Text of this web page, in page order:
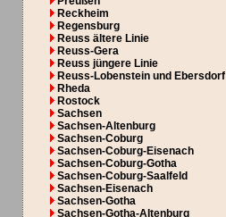
Reckheim
Regensburg
Reuss ältere Linie
Reuss-Gera
Reuss jüngere Linie
Reuss-Lobenstein und Ebersdorf
Rheda
Rostock
Sachsen
Sachsen-Altenburg
Sachsen-Coburg
Sachsen-Coburg-Eisenach
Sachsen-Coburg-Gotha
Sachsen-Coburg-Saalfeld
Sachsen-Eisenach
Sachsen-Gotha
Sachsen-Gotha-Altenburg